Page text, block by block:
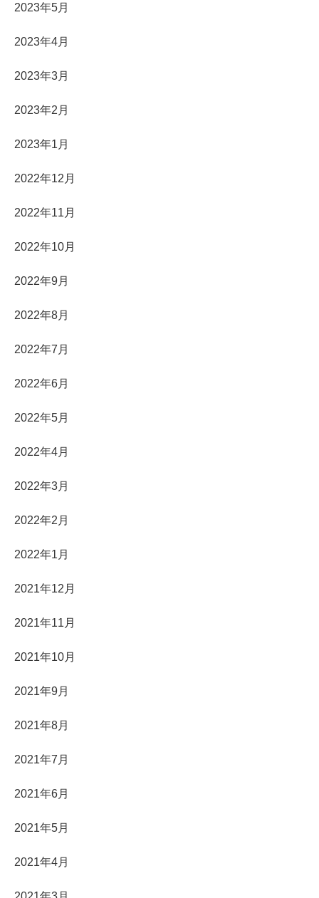
2023年5月
2023年4月
2023年3月
2023年2月
2023年1月
2022年12月
2022年11月
2022年10月
2022年9月
2022年8月
2022年7月
2022年6月
2022年5月
2022年4月
2022年3月
2022年2月
2022年1月
2021年12月
2021年11月
2021年10月
2021年9月
2021年8月
2021年7月
2021年6月
2021年5月
2021年4月